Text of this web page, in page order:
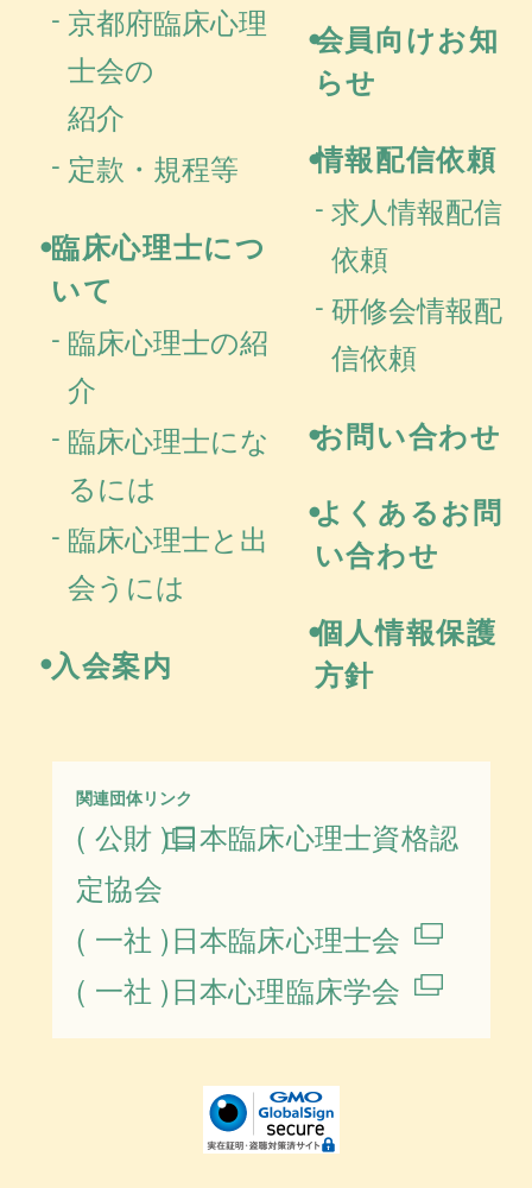
京都府臨床心理
士会の
紹介
定款・規程等
臨床心理士につ
いて
臨床心理士の紹
介
臨床心理士にな
るには
臨床心理士と出
会うには
入会案内
会員向けお知
らせ
情報配信依頼
求人情報配信
依頼
研修会情報配
信依頼
お問い合わせ
よくあるお問
い合わせ
個人情報保護
方針
関連団体リンク
( 公財 )日本臨床心理士資格認
定協会
( 一社 )日本臨床心理士会
( 一社 )日本心理臨床学会